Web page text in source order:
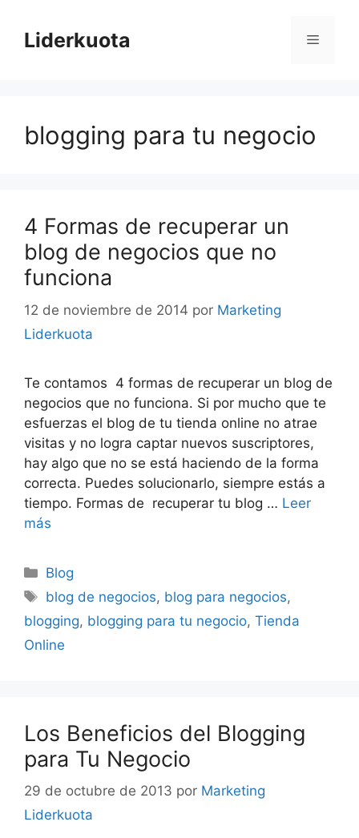
contenido
Liderkuota Menú
blogging para tu negocio
4 Formas de recuperar un
blog de negocios que no
funciona
12 de noviembre de 2014 por Marketing
Liderkuota
Te contamos 4 formas de recuperar un blog de
negocios que no funciona. Si por mucho que te
esfuerzas el blog de tu tienda online no atrae
visitas y no logra captar nuevos suscriptores,
hay algo que no se está haciendo de la forma
correcta. Puedes solucionarlo, siempre estás a
tiempo. Formas de recuperar tu blog … Leer
más
Categorías
Blog
Etiquetas
blog de negocios, blog para negocios,
blogging, blogging para tu negocio, Tienda
Online
Los Beneficios del Blogging
para Tu Negocio
29 de octubre de 2013 por Marketing
Liderkuota